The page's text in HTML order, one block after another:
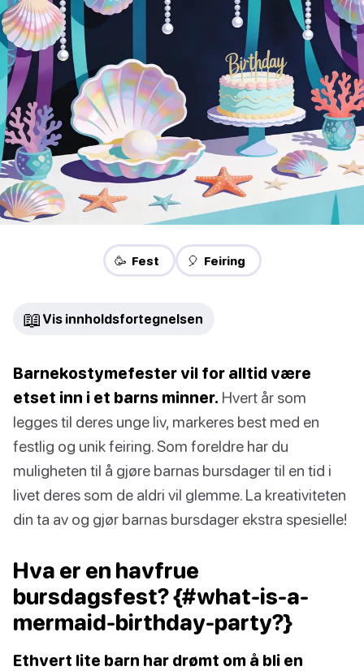
🥳 Fest 🎈 Feiring
📖 Vis innholdsfortegnelsen
Barnekostymefester vil for alltid være
etset inn i et barns minner. Hvert år som
legges til deres unge liv, markeres best med en
festlig og unik feiring. Som foreldre har du
muligheten til å gjøre barnas bursdager til en tid i
livet deres som de aldri vil glemme. La kreativiteten
din ta av og gjør barnas bursdager ekstra spesielle!
Hva er en havfrue
bursdagsfest? {#what-is-a-
mermaid-birthday-party?}
Ethvert lite barn har drømt om å bli en